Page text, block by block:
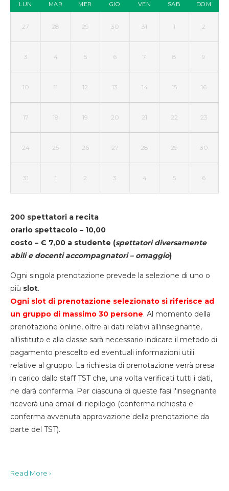
LUN MAR MER GIO VEN SAB DOM
27 28 29 30 31 1 2
3 4 5 6 7 8 9
10 11 12 13 14 15 16
17 18 19 20 21 22 23
24 25 26 27 28 29 30
31 1 2 3 4 5 6
200 spettatori a recita
orario spettacolo – 10,00
costo – € 7,00 a studente (spettatori diversamente
abili e docenti accompagnatori – omaggio)
Ogni singola prenotazione prevede la selezione di uno o
più slot.
Ogni slot di prenotazione selezionato si riferisce ad
un gruppo di massimo 30 persone. Al momento della
prenotazione online, oltre ai dati relativi all'insegnante,
all'istituto e alla classe sarà necessario indicare il metodo di
pagamento prescelto ed eventuali informazioni utili
relative al gruppo. La richiesta di prenotazione verrà presa
in carico dallo staff TST che, una volta verificati tutti i dati,
ne darà conferma. Per ciascuna di queste fasi l'insegnante
riceverà una email di riepilogo (conferma richiesta e
conferma avvenuta approvazione della prenotazione da
parte del TST).
Read More ›